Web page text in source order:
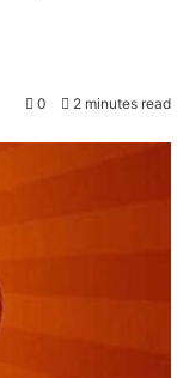
0 2 minutes read